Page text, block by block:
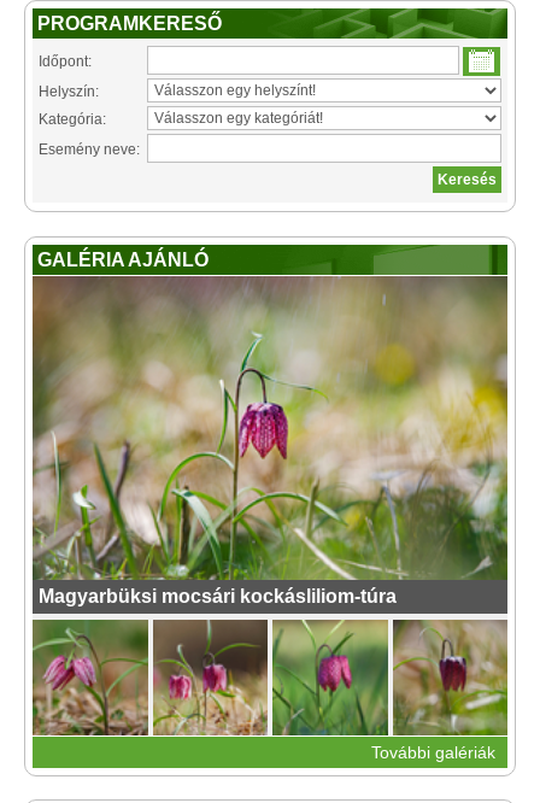
PROGRAMKERESŐ
Időpont:
Helyszín:
Kategória:
Esemény neve:
GALÉRIA AJÁNLÓ
Magyarbüksi mocsári kockásliliom-túra
További galériák